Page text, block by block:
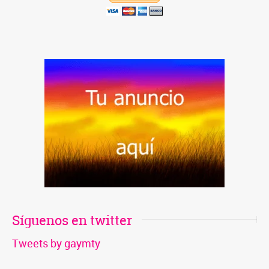
Síguenos en twitter
Tweets by gaymty